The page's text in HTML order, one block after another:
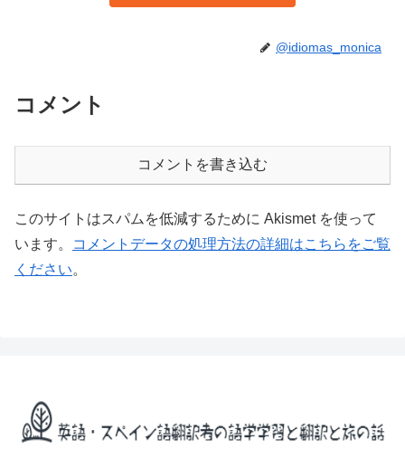
@idiomas_monica
コメント
コメントを書き込む
このサイトはスパムを低減するために Akismet を使って
います。
コメントデータの処理方法の詳細はこちらをご覧
ください。